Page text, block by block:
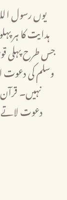
یوں رسول
ہدایت کا ہر
جس طرح پہلی
وسلم کی دعوت
نہیں۔
دعوت لاتے